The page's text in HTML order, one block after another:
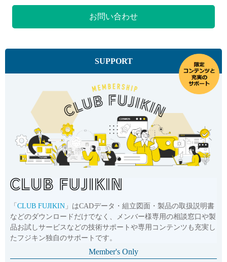
お問い合わせ
SUPPORT
「 CLUB FUJIKIN 」はCADデータ・組立図面・製品の取扱説明書
などのダウンロードだけでなく、メンバー様専用の相談窓口や製
品お試しサービスなどの技術サポートや専用コンテンツも充実し
たフジキン独自のサポートです。
Member's Only